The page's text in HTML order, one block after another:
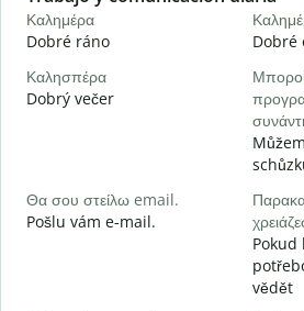
Καλημέρα
Dobré ráno
Dobré
Καλησπέρα
Dobrý večer
Θα σου στείλω email.
Pošlu vám e-mail.
Pokud
vědět